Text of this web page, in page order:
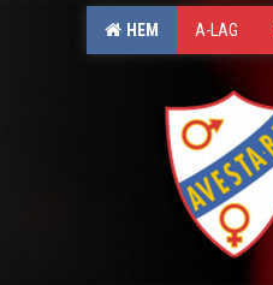
HEM A-LAG